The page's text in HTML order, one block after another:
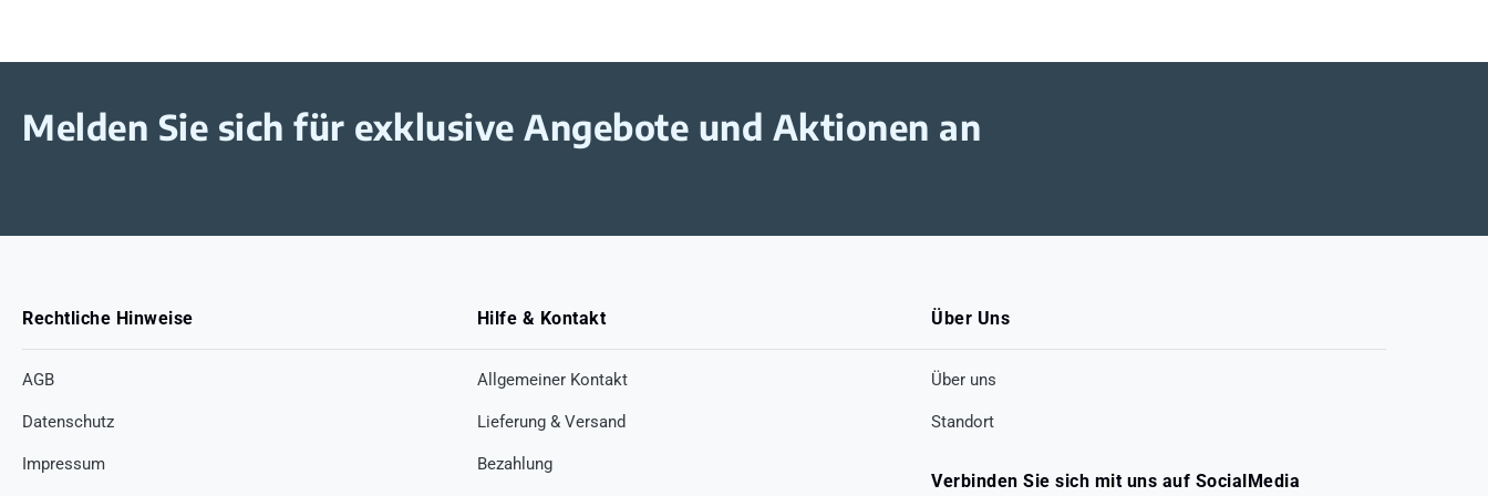
Melden Sie sich für exklusive Angebote und Aktionen an
Rechtliche Hinweise
AGB
Datenschutz
Impressum
Hilfe & Kontakt
Allgemeiner Kontakt
Lieferung & Versand
Bezahlung
Über Uns
Über uns
Standort
Verbinden Sie sich mit uns auf SocialMedia